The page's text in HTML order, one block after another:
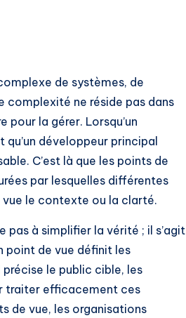
de systèmes, de
complexité ne réside pas dans
la gérer. Lorsqu’un
développeur principal
C’est là que les points de
par lesquelles différentes
vue le contexte ou la clarté.
à simplifier la vérité ; il s’agit
point de vue définit les
le public cible, les
traiter efficacement ces
de vue, les organisations